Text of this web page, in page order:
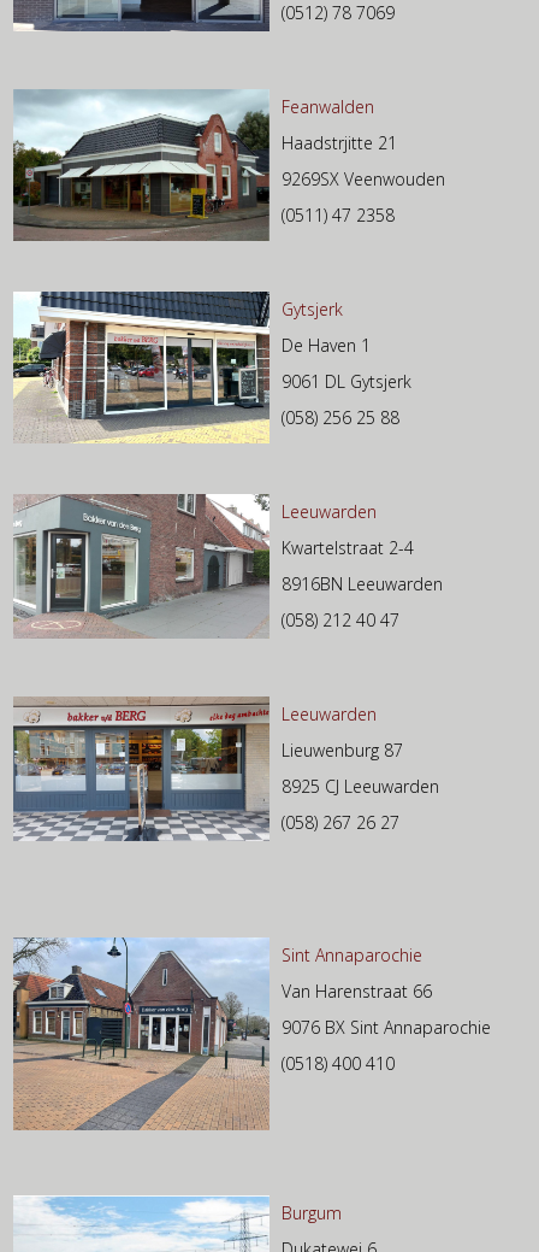
(0512) 78 7069
Feanwalden
Haadstrjitte 21
9269SX Veenwouden
(0511) 47 2358
Gytsjerk
De Haven 1
9061 DL Gytsjerk
(058) 256 25 88
Leeuwarden
Kwartelstraat 2-4
8916BN Leeuwarden
(058) 212 40 47
Leeuwarden
Lieuwenburg 87
8925 CJ Leeuwarden
(058) 267 26 27
Sint Annaparochie
Van Harenstraat 66
9076 BX Sint Annaparochie
(0518) 400 410
Burgum